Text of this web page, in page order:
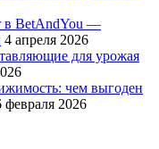
в BetAndYou —
4 апреля 2026
для урожая
чем выгоден
февраля 2026